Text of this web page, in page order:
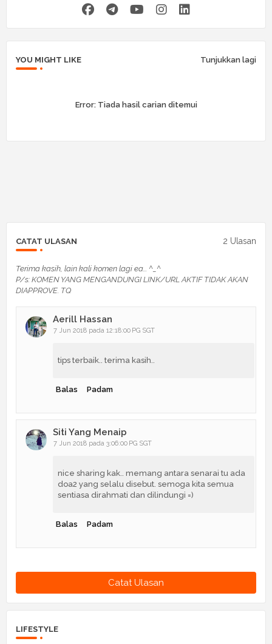
YOU MIGHT LIKE Tunjukkan lagi
Error:Tiada hasil carian ditemui
CATAT ULASAN 2 Ulasan
Terima kasih, lain kali komen lagi ea... ^_^
P/s: KOMEN YANG MENGANDUNGI LINK/URL AKTIF TIDAK AKAN
DIAPPROVE. TQ
Aerill Hassan
7 Jun 2018 pada 12:18:00 PG SGT
tips terbaik.. terima kasih..
Balas Padam
Siti Yang Menaip
7 Jun 2018 pada 3:06:00 PG SGT
nice sharing kak.. memang antara senarai tu ada
doa2 yang selalu disebut. semoga kita semua
sentiasa dirahmati dan dilindungi =)
Balas Padam
Catat Ulasan
LIFESTYLE